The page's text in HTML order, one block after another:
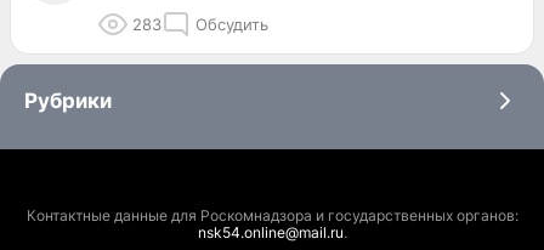
283 Обсудить
Рубрики
Контактные данные для Роскомнадзора и государственных органов:
nsk54.online@mail.ru.